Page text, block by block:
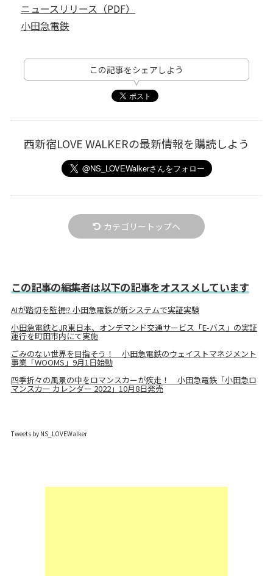
ニュースリリース（PDF）
小田急電鉄
この記事をシェアしよう
西新宿LOVE WALKERの最新情報を購読しよう
カテゴリートップへ
この記事の編集者は以下の記事をオススメしています
AIが踏切を監視!? 小田急電鉄が新システムで実証実験
小田急電鉄とJR東日本、オンデマンド交通サービス「E-バス」の実証
運行を町田市内にて実施
ごみのない世界を目指そう！ 小田急電鉄のウェイストマネジメント
事業「WOOMS」9月1日始動
四季折々の風景の中をロマンスカーが疾走！ 小田急電鉄「小田急ロ
マンスカー カレンダー 2022」10月8日発売
Tweets by NS_LOVEWalker